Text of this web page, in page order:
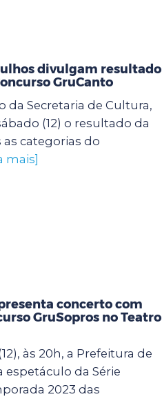
divulgam resultado
GruCanto
da Secretaria de Cultura,
(12) o resultado da
categorias do
mais]
concerto com
GruSopros no Teatro
às 20h, a Prefeitura de
da Série
2023 das